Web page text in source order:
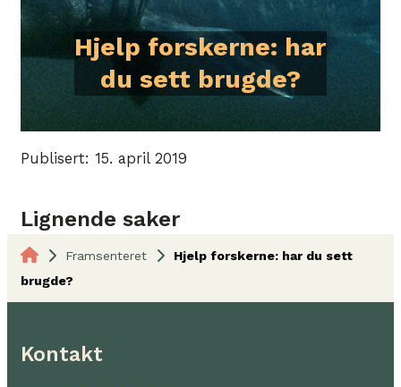
Hjelp forskerne: har
du sett brugde?
Publisert: 15. april 2019
Lignende saker
Framsenteret
Hjelp forskerne: har du sett
brugde?
Kontakt